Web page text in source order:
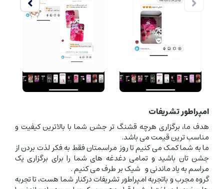
امپراطور تشریفات
هدف ما، برگزاری هرچه قشنگ تر جشن شما با بالاترین کیفیت و
مناسب ترین قیمت می باشد.
ما به شما کمک می کنیم تا روز مراسمتان فقط به فکر لذت بردن از
جشن تان باشید و تمامی دغدغه های شما را برای برگزاری یک
مراسم به یاد ماندنی و شیک بر طرف می کنیم .
گروه مجرب و باتجربه امپراطور تشریفات درکنار شما هست، تا تجربه